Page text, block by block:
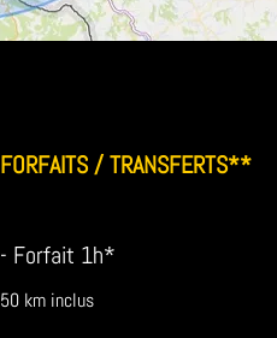
FORFAITS / TRANSFERTS**
- Forfait 1h*
50 km inclus